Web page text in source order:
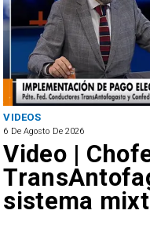
VIDEOS
6 De Agosto De 2026
Video |
sistema